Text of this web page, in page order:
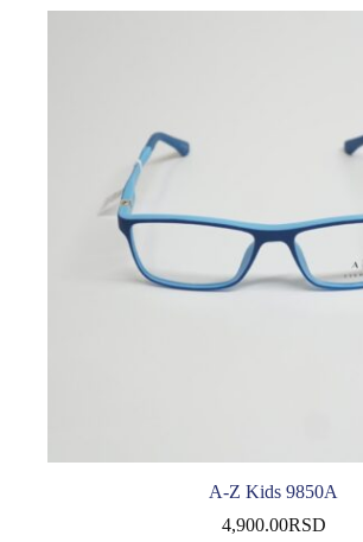
A-Z Kids 9850A
4,900.00RSD